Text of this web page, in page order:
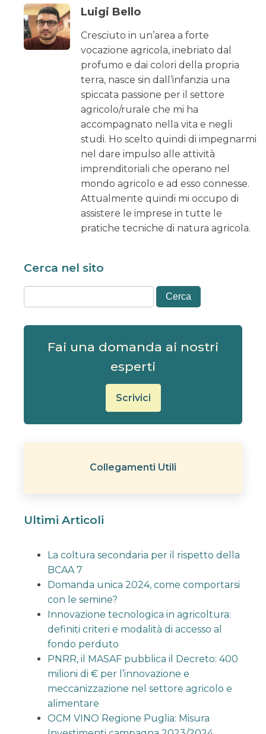
Luigi Bello
Cresciuto in un’area a forte
vocazione agricola, inebriato dal
profumo e dai colori della propria
terra, nasce sin dall‘infanzia una
spiccata passione per il settore
agricolo/rurale che mi ha
accompagnato nella vita e negli
studi. Ho scelto quindi di impegnarmi
nel dare impulso alle attività
imprenditoriali che operano nel
mondo agricolo e ad esso connesse.
Attualmente quindi mi occupo di
assistere le imprese in tutte le
pratiche tecniche di natura agricola.
Cerca nel sito
Fai una domanda ai nostri
esperti
Scrivici
Collegamenti Utili
Ultimi Articoli
La coltura secondaria per il rispetto della
BCAA 7
Domanda unica 2024, come comportarsi
con le semine?
Innovazione tecnologica in agricoltura:
definiti criteri e modalità di accesso al
fondo perduto
PNRR, il MASAF pubblica il Decreto: 400
milioni di € per l’innovazione e
meccanizzazione nel settore agricolo e
alimentare
OCM VINO Regione Puglia: Misura